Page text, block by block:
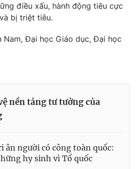
điều xấu, hành động tiêu cực
bị triệt tiêu.
Nam, Đại học Giáo dục, Đại học
nền tảng tư tưởng của
ân người có công toàn quốc:
hy sinh vì Tổ quốc